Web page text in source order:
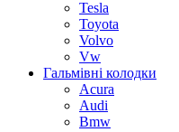
Tesla
Toyota
Volvo
Vw
Гальмівні колодки
Acura
Audi
Bmw